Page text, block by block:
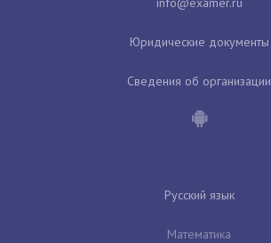
Юридические документы
Сведения об организации
Русский язык
Математика